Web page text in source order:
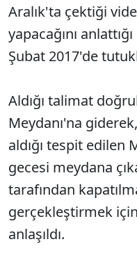
Aralık'ta çektiği
yapacağını
Şubat 2017'de
Aldığı talimat
Meydanı'na
aldığı tespit edilen
gecesi meydana
tarafından
gerçekleştirmek
anlaşıldı.